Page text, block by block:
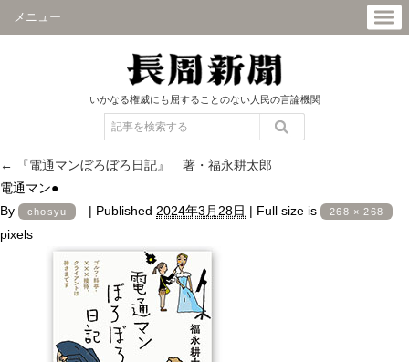
メニュー
いかなる権威にも屈することのない人民の言論機関
←
『電通マンぼろぼろ日記』 著・福永耕太郎
電通マン●
By
chosyu | Published 2024年3月28日 | Full size is 268 × 268
pixels